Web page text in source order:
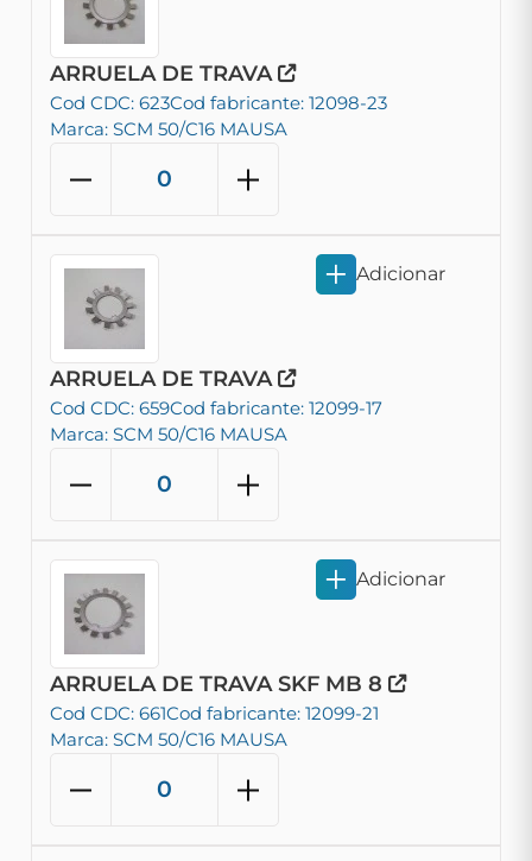
ARRUELA DE TRAVA
Cod CDC: 623Cod fabricante: 12098-23
Marca: SCM 50/C16 MAUSA
ARRUELA DE TRAVA
Cod CDC: 659Cod fabricante: 12099-17
Marca: SCM 50/C16 MAUSA
Adicionar
ARRUELA DE TRAVA SKF MB 8
Cod CDC: 661Cod fabricante: 12099-21
Marca: SCM 50/C16 MAUSA
Adicionar